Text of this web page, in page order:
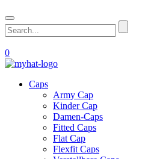
0
Caps
Army Cap
Kinder Cap
Damen-Caps
Fitted Caps
Flat Cap
Flexfit Caps